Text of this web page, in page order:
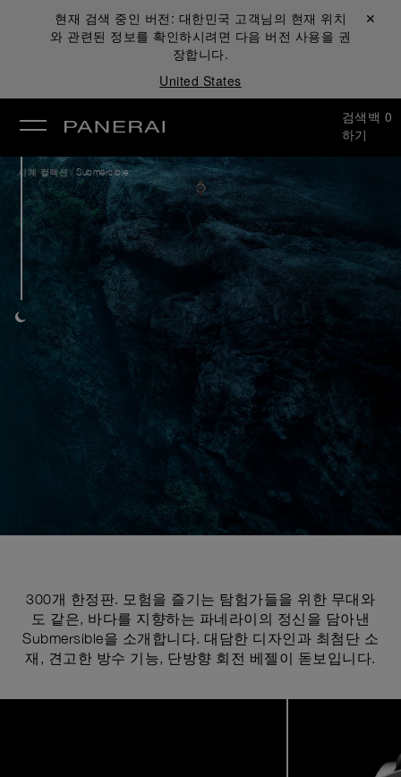
현재 검색 중인 버전: 대한민국 고객님의 현재 위치
와 관련된 정보를 확인하시려면 다음 버전 사용을 권
장합니다.
United States
닫기 ✕
검색
하기
백 0
시계 컬렉션 / Submersible
300개 한정판. 모험을 즐기는 탐험가들을 위한 무대와
도 같은, 바다를 지향하는 파네라이의 정신을 담아낸
Submersible을 소개합니다. 대담한 디자인과 최첨단 소
재, 견고한 방수 기능, 단방향 회전 베젤이 돋보입니다.
Image